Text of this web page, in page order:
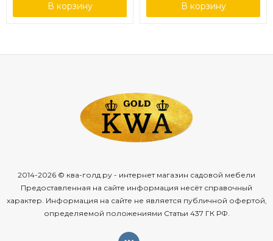
В корзину В корзину
2014-2026 © ква-голд.ру - интернет магазин садовой мебели
Предоставленная на сайте информация несёт справочный
характер. Информация на сайте не является публичной офертой,
определяемой положениями Статьи 437 ГК РФ.